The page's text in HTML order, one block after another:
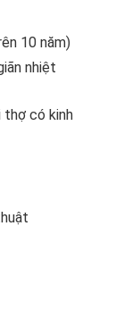
10 năm)
nhiệt
thợ có kinh